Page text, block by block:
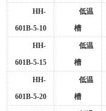
HH-
601B-5-10
低温
槽
HH-
601B-5-15
低温
槽
HH-
601B-5-20
低温
槽